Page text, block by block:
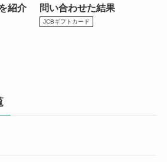
紹介
問い合わせた結果
JCBギフトカード